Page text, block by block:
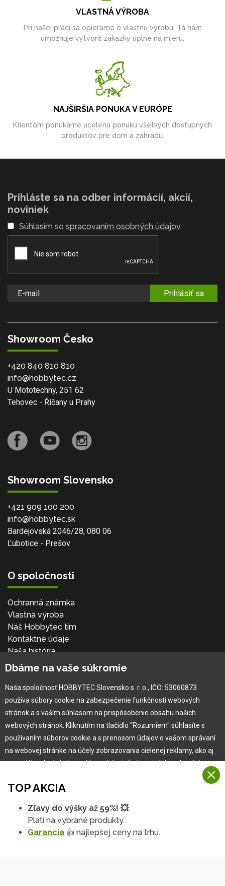
VLASTNÁ VÝROBA
Pri našej práci sa opierame o vlastnú výrobu. Tá nám
umožňuje vytvoriť zákazky úplne na mieru.
NAJŠIRŠIA PONUKA V EURÓPE
Klientom ponúkame ucelenú ponuku všetkých dostupných
produktov pre dom a záhradu.
Prihláste sa na odber informácií, akcií,
noviniek
Súhlasím so spracovaním osobných údajov.
Prihlásiť sa
Showroom Česko
+420 840 810 810
info@hobbytec.cz
U Mototechny, 251 62
Tehovec - Říčany u Prahy
Showroom Slovensko
+421 909 100 200
info@hobbytec.sk
Bardejovská 2046/28, 080 06
Ľubotice - Prešov
O spoločnosti
Ochranná známka
Vlastná výroba
Náš Hobbytec tím
Kontaktné údaje
Naša história
Kariéra
Pre zákazníka
Garancia najlepšej ceny
Užívateľský manuál
Obchodné podmienky
Zákazník & partner
Novinky
TOP AKCIA
Zľavy do výšky až 59%! 💥
Platí na vybrané produkty.
Garancia 👍 najlepšej ceny na trhu.
Dbáme na vaše súkromie
Naša spoločnosť HOBBYTEC Slovensko s. r. o., IČO: 53060873
používa súbory cookie na zabezpečenie funkčnosti webových
stránok a s vaším súhlasom na prispôsobenie obsahu našich
webových stránok. Kliknutím na tlačidlo "Rozumiem" súhlasíte s
používaním súborov cookie a s prenosom údajov o vašom správaní
na webovej stránke na účely zobrazovania cielenej reklamy, ako aj
na sociálnych sieťach a reklamných sieťach na iných webových
Viac informácií
Na našich webových stránkach používame niekoľko kategórií
Rozumiem